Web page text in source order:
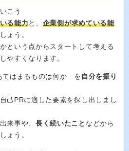
こう
る能力と、 企業側が求めている能
ょう。
という点からスタートして考える
やすくなります。
てはまるものは何か を 自分を振り
己PRに適した要素を探し出しまし
出来事や、長く続いたこと などから
ょう。